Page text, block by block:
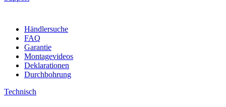
Händlersuche
FAQ
Garantie
Montagevideos
Deklarationen
Durchbohrung
Technisch